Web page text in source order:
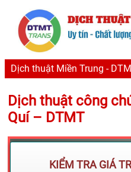
Dịch thuật Miền Trung -
Dịch thuật công
Quí – DTMT
KIỂM TRA GIÁ